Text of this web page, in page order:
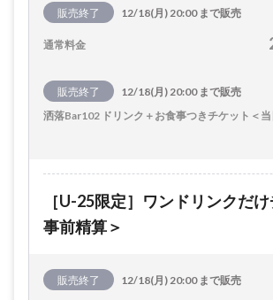
販売終了 12/18(月) 20:00 まで販売
通常料金
販売終了
12/18(月) 20:00 まで販売
洒落Bar102 ドリンク＋お食事つきチケット＜
［U-25限定］ワンドリンクだ
事前精算＞
販売終了 12/18(月) 20:00 まで販売